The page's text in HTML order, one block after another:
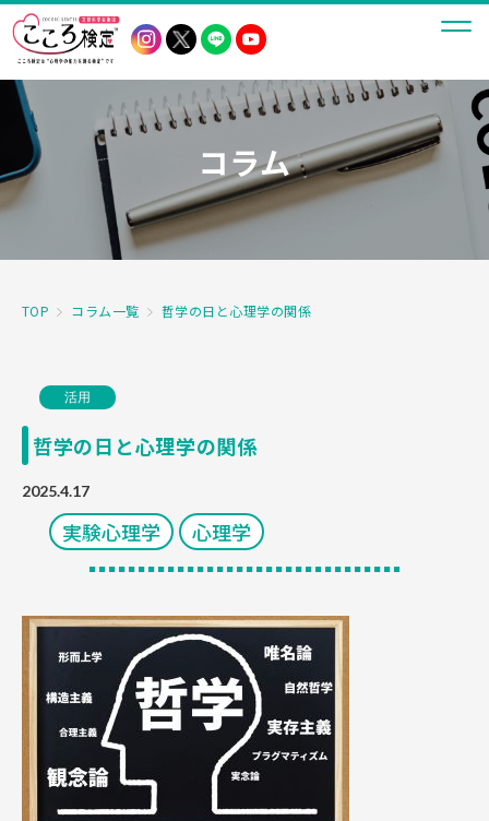
コラム
TOP コラム一覧 哲学の日と心理学の関係
活用
哲学の日と心理学の関係
2025.4.17
実験心理学 心理学